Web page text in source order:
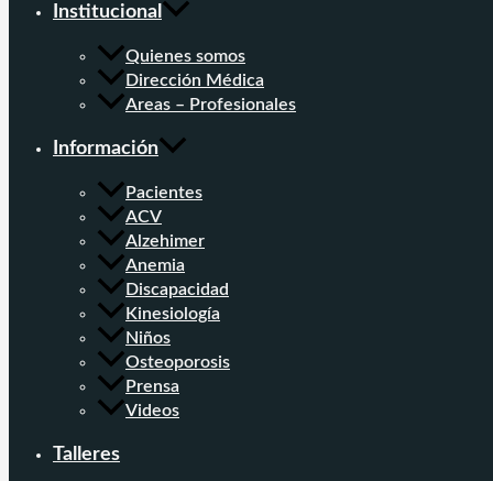
Institucional
Quienes somos
Dirección Médica
Areas – Profesionales
Información
Pacientes
ACV
Alzehimer
Anemia
Discapacidad
Kinesiología
Niños
Osteoporosis
Prensa
Videos
Talleres